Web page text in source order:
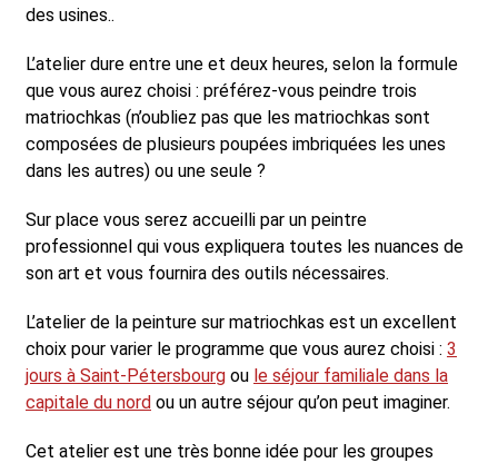
des usines..
L’atelier dure entre une et deux heures, selon la formule
que vous aurez choisi : préférez-vous peindre trois
matriochkas (n’oubliez pas que les matriochkas sont
composées de plusieurs poupées imbriquées les unes
dans les autres) ou une seule ?
Sur place vous serez accueilli par un peintre
professionnel qui vous expliquera toutes les nuances de
son art et vous fournira des outils nécessaires.
L’atelier de la peinture sur matriochkas est un excellent
choix pour varier le programme que vous aurez choisi : 3
jours à Saint-Pétersbourg ou le séjour familiale dans la
capitale du nord ou un autre séjour qu’on peut imaginer.
Cet atelier est une très bonne idée pour les groupes